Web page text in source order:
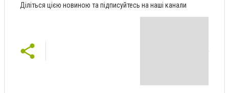
Діліться цією новиною та підписуйтесь на наші канали